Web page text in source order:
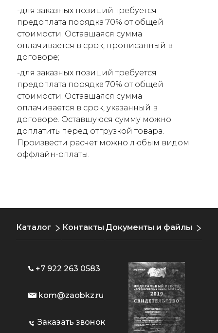
-для заказных позиций требуется
предоплата порядка 70% от общей
стоимости. Оставшаяся сумма
оплачивается в срок, прописанный в
договоре;
-для заказных позиций требуется
предоплата порядка 70% от общей
стоимости. Оставшаяся сумма
оплачивается в срок, указанный в
договоре. Оставшуюся сумму можно
доплатить перед отгрузкой товара.
Произвести расчет можно любым видом
оффлайн-оплаты.
Каталог Контакты Документы и файлы
+7 922 263 0583
kom@zaobkz.ru
Заказать звонок